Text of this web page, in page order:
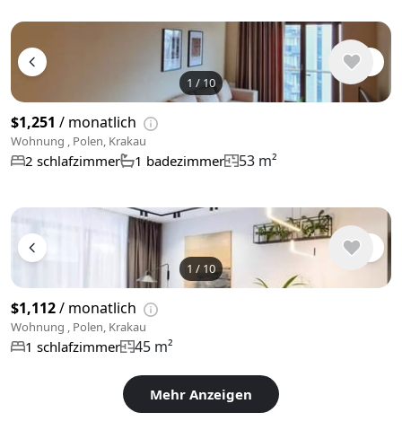
1 / 10
$1,251 / monatlich
Wohnung , Polen, Krakau
2 schlafzimmer 1 badezimmer 53 m²
1 / 10
$1,112/ monatlich
Wohnung , Polen, Krakau
1 schlafzimmer 45 m²
Mehr Anzeigen